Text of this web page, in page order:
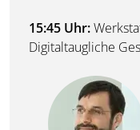
15:45 Uhr:
Digitaltaugliche